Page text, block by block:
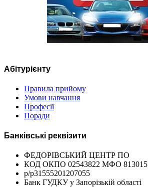
Абітурієнту
Правила прийому
Умови навчання
Професії
Поради
Банківські реквізити
ФЕДОРІВСЬКИЙ ЦЕНТР ПО
КОД ОКПО 02543822 МФО 813015
р/р31555201207055
Банк ГУДКУ у Запорізькій області